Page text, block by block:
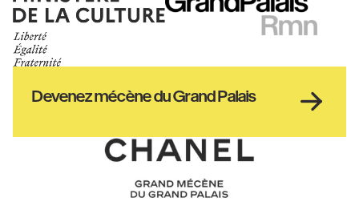
Ministère
de
la
Haut
de
Devenez mécène du Grand Palais
Chanel